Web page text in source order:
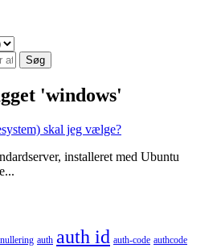
'windows'
skal jeg vælge?
installeret med Ubuntu
auth auth id auth-code authcode